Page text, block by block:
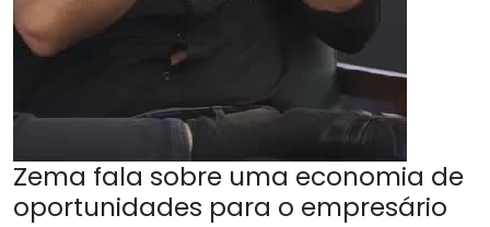
Zema fala sobre uma economia de
oportunidades para o empresário